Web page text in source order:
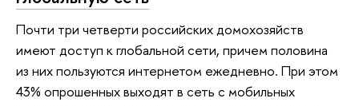
Почти три четверти российских домохозяйств
имеют доступ к глобальной сети, причем половина
из них пользуются интернетом ежедневно. При этом
43% опрошенных выходят в сеть с мобильных